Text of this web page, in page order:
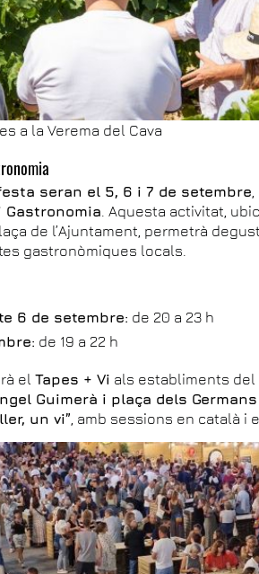
a la Verema del Cava
seran el 5, 6 i 7 de setembre
Gastronomia . Aquesta activitat,
de l’Ajuntament, permetrà
gastronòmiques locals.
6 de setembre: de 20 a 23 h
de 19 a 22 h
elTapes + Vi als establiments
Guimerà i plaça dels
un vi” , amb sessions en català i